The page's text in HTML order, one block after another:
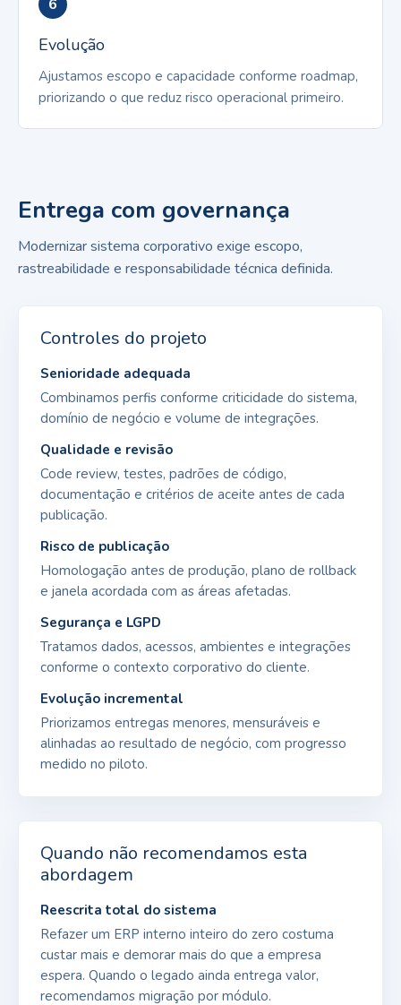
6
Evolução
Ajustamos escopo e capacidade conforme roadmap,
priorizando o que reduz risco operacional primeiro.
Entrega com governança
Modernizar sistema corporativo exige escopo,
rastreabilidade e responsabilidade técnica definida.
Controles do projeto
Senioridade adequada
Combinamos perfis conforme criticidade do sistema,
domínio de negócio e volume de integrações.
Qualidade e revisão
Code review, testes, padrões de código,
documentação e critérios de aceite antes de cada
publicação.
Risco de publicação
Homologação antes de produção, plano de rollback
e janela acordada com as áreas afetadas.
Segurança e LGPD
Tratamos dados, acessos, ambientes e integrações
conforme o contexto corporativo do cliente.
Evolução incremental
Priorizamos entregas menores, mensuráveis e
alinhadas ao resultado de negócio, com progresso
medido no piloto.
Quando não recomendamos esta
abordagem
Reescrita total do sistema
Refazer um ERP interno inteiro do zero costuma
custar mais e demorar mais do que a empresa
espera. Quando o legado ainda entrega valor,
recomendamos migração por módulo.